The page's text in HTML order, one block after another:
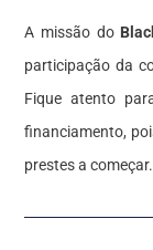
A missão do
participação da
Fique atento
financiamento,
prestes a começar.